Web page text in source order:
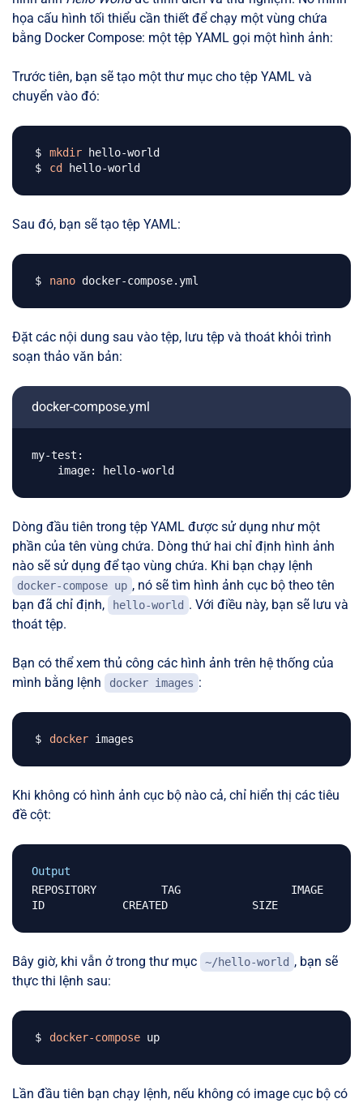
họa cấu hình tối thiểu cần thiết để chạy một vùng chứa
bằng Docker Compose: một tệp YAML gọi một hình ảnh:
Trước tiên, bạn sẽ tạo một thư mục cho tệp YAML và
chuyển vào đó:
mkdir
cd
Sau đó, bạn sẽ tạo tệp YAML:
nano
Đặt các nội dung sau vào tệp, lưu tệp và thoát khỏi trình
soạn thảo văn bản:
docker-compose.yml
my-test:
Dòng đầu tiên trong tệp YAML được sử dụng như một
phần của tên vùng chứa. Dòng thứ hai chỉ định hình ảnh
nào sẽ sử dụng để tạo vùng chứa. Khi bạn chạy lệnh
docker-compose up , nó sẽ tìm hình ảnh cục bộ theo tên
bạn đã chỉ định,
hello-world . Với điều này, bạn sẽ lưu và
thoát tệp.
Bạn có thể xem thủ công các hình ảnh trên hệ thống của
mình bằng lệnh
docker images :
docker
Khi không có hình ảnh cục bộ nào cả, chỉ hiển thị các tiêu
đề cột:
Output
REPOSITORY          TAG                 IMAGE
Bây giờ, khi vẫn ở trong thư mục ~/hello-world , bạn sẽ
thực thi lệnh sau:
docker-compose
Lần đầu tiên bạn chạy lệnh, nếu không có image cục bộ có